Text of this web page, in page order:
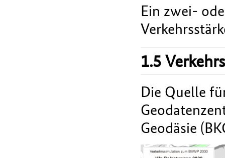
Ein zwei-
1.5
Die Quelle
Geodäsie